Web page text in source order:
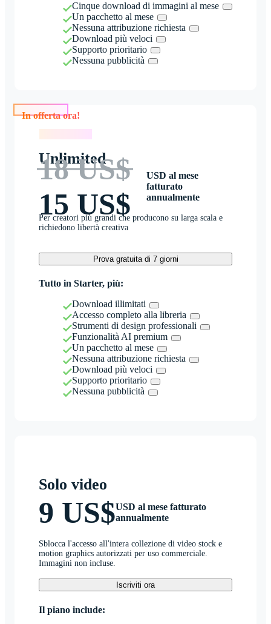
Cinque download di immagini al mese
Un pacchetto al mese
Nessuna attribuzione richiesta
Download più veloci
Supporto prioritario
Nessuna pubblicità
Unlimited
18 US$
15 US$
USD al mese
fatturato
annualmente
Per creatori più grandi che producono su larga scala e
richiedono libertà creativa
Prova gratuita di 7 giorni
Tutto in Starter, più:
Download illimitati
Accesso completo alla libreria
Strumenti di design professionali
Funzionalità AI premium
Un pacchetto al mese
Nessuna attribuzione richiesta
Download più veloci
Supporto prioritario
Nessuna pubblicità
Solo video
9 US$USD al mese fatturato
annualmente
Sblocca l'accesso all'intera collezione di video stock e
motion graphics autorizzati per uso commerciale.
Immagini non incluse.
Iscriviti ora
Il piano include: